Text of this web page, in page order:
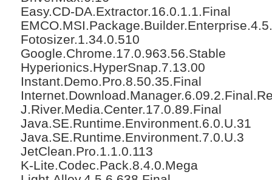
Easy.CD-DA.Extractor.16.0.1.1.Final
Fotosizer.1.34.0.510
Google.Chrome.17.0.963.56.Stable
Hyperionics.HyperSnap.7.13.00
Instant.Demo.Pro.8.50.35.Final
J.River.Media.Center.17.0.89.Final
Java.SE.Runtime.Environment.6.0.U.31
Java.SE.Runtime.Environment.7.0.U.3
JetClean.Pro.1.1.0.113
K-Lite.Codec.Pack.8.4.0.Mega